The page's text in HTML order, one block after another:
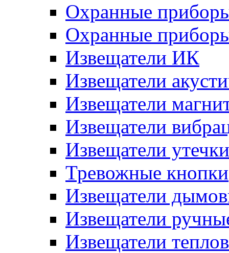
Охранные
Охранные
Извещатели ИК
Извещатели
Извещатели
Извещатели
Извещатели утечки
Тревожные кнопки
Извещатели
Извещатели
Извещатели